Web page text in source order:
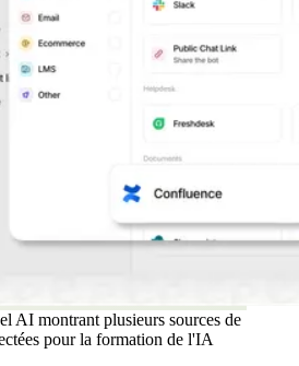
AI montrant plusieurs sources de
pour la formation de l'IA